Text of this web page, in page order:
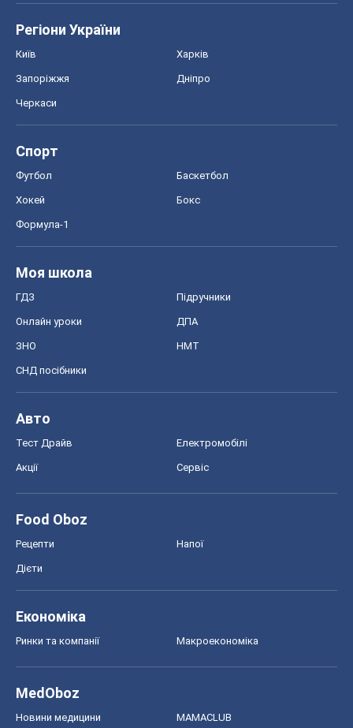
Регіони України
Київ Харків
Запоріжжя Дніпро
Черкаси
Спорт
Футбол Баскетбол
Хокей Бокс
Формула-1
Моя школа
ГДЗ Підручники
Онлайн уроки ДПА
ЗНО НМТ
СНД посібники
Авто
Тест Драйв Електромобілі
Акції Сервіс
Food Oboz
Рецепти Напої
Дієти
Економіка
Ринки та компанії Макроекономіка
MedOboz
Новини медицини MAMACLUB